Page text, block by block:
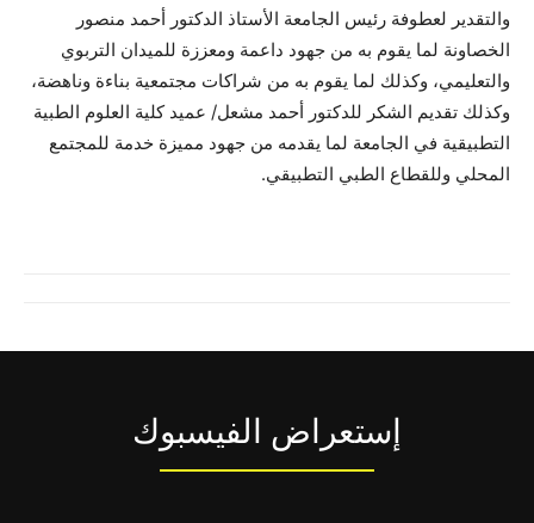
والتقدير لعطوفة رئيس الجامعة الأستاذ الدكتور أحمد منصور
الخصاونة لما يقوم به من جهود داعمة ومعززة للميدان التربوي
والتعليمي، وكذلك لما يقوم به من شراكات مجتمعية بناءة وناهضة،
وكذلك تقديم الشكر للدكتور أحمد مشعل/ عميد كلية العلوم الطبية
التطبيقية في الجامعة لما يقدمه من جهود مميزة خدمة للمجتمع
المحلي وللقطاع الطبي التطبيقي.
إستعراض الفيسبوك